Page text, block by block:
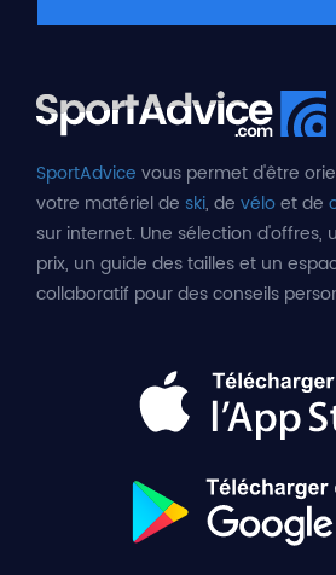
SportAdvice vous permet d'être
votre matériel de ski, de véloet de
sur internet. Une sélection d'offres,
prix, un guide des tailles et un
collaboratif pour des conseils